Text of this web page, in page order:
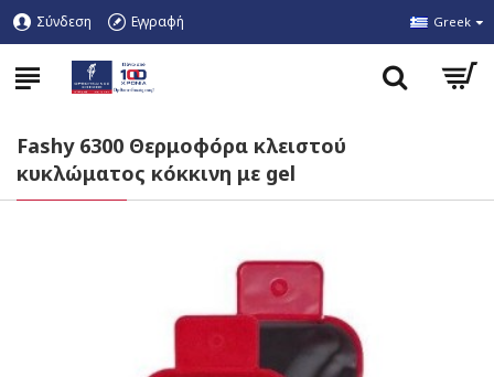
Σύνδεση Εγγραφή Greek
Fashy 6300 Θερμοφόρα κλειστού
κυκλώματος κόκκινη με gel